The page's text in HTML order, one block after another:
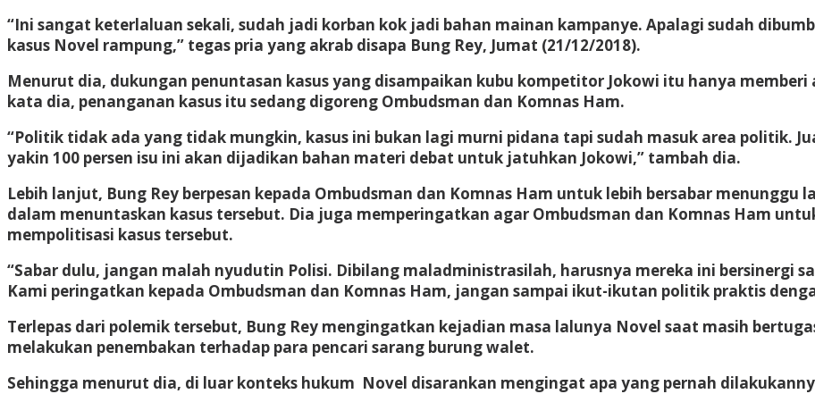
“Ini sangat keterlaluan sekali, sudah jadi korban kok jadi bahan mainan kampanye. Apalagi sudah
kasus Novel rampung,” tegas pria yang akrab disapa Bung Rey, Jumat (21/12/2018).
Menurut dia, dukungan penuntasan kasus yang disampaikan kubu kompetitor Jokowi itu hanya
kata dia, penanganan kasus itu sedang digoreng Ombudsman dan Komnas Ham.
“Politik tidak ada yang tidak mungkin, kasus ini bukan lagi murni pidana tapi sudah masuk area politik.
yakin 100 persen isu ini akan dijadikan bahan materi debat untuk jatuhkan Jokowi,” tambah dia.
Lebih lanjut, Bung Rey berpesan kepada Ombudsman dan Komnas Ham untuk lebih bersabar menunggu
dalam menuntaskan kasus tersebut. Dia juga memperingatkan agar Ombudsman dan Komnas Ham
mempolitisasi kasus tersebut.
“Sabar dulu, jangan malah nyudutin Polisi. Dibilang maladministrasilah, harusnya mereka ini bersinergi
Kami peringatkan kepada Ombudsman dan Komnas Ham, jangan sampai ikut-ikutan politik praktis
Terlepas dari polemik tersebut, Bung Rey mengingatkan kejadian masa lalunya Novel saat masih
melakukan penembakan terhadap para pencari sarang burung walet.
Sehingga menurut dia, di luar konteks hukum Novel disarankan mengingat apa yang pernah